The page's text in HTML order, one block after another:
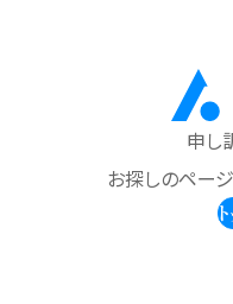
申し
お探しのペー